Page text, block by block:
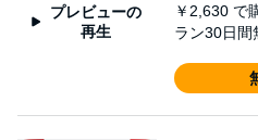
プレビューの
再生
￥2,630 で
ラン30日間